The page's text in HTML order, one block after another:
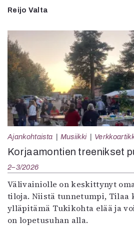
Reijo Valta
Ajankohtaista Musiikki
Korjaamontien treenikset
2–3/2026
Välivainiolle on keskittynyt
tiloja. Niistä tunnetumpi,
ylläpitämä Tukikohta elää ja
on lopetusuhan alla.